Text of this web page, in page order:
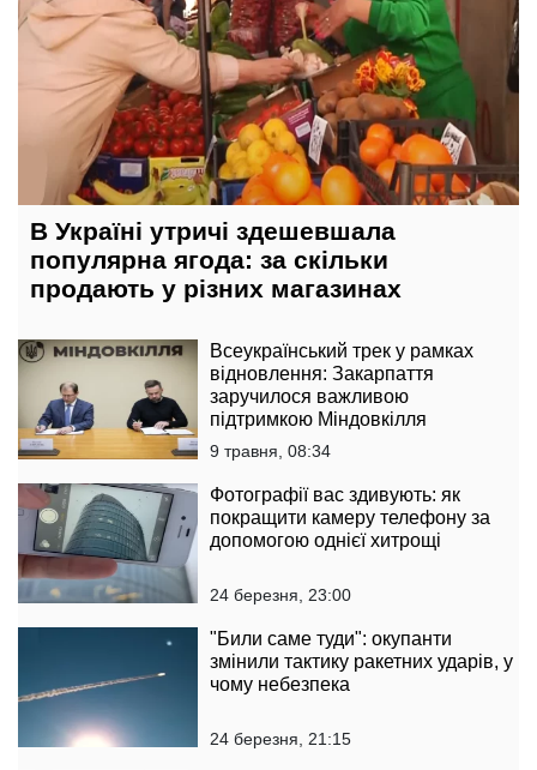
В Україні утричі здешевшала
популярна ягода: за скільки
продають у різних магазинах
Всеукраїнський трек у рамках
відновлення: Закарпаття
заручилося важливою
підтримкою Міндовкілля
9 травня, 08:34
Фотографії вас здивують: як
покращити камеру телефону за
допомогою однієї хитрощі
24 березня, 23:00
"Били саме туди": окупанти
змінили тактику ракетних ударів, у
чому небезпека
24 березня, 21:15